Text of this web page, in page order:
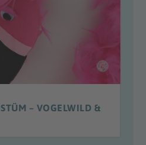
– VOGELWILD &